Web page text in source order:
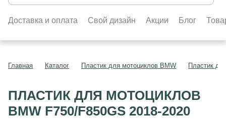
Доставка и оплата Свой дизайн Акции Блог
Главная Каталог Пластик для мотоциклов BMW Пластик
ПЛАСТИК ДЛЯ МОТОЦИКЛОВ
BMW F750/F850GS 2018-2020